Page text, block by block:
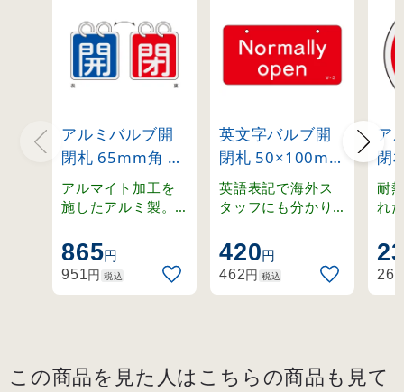
アルミバルブ開
閉札 65mm角 両
面表示 2枚1組 開
(青)⇔閉(赤)
アルマイト加工を
施したアルミ製。
付きの開閉札セッ
ト。
865円
951円 税込
英文字バルブ開
閉札 50×100mm
片面表示
Normally
(168003)
英語表記で海外ス
タッフにも分かり
ト加工の硬質塩ビ
製。
420円
462円 税込
ア
閉
(赤
耐
れ
適
札
262
この商品を見た人はこちらの商品も見て